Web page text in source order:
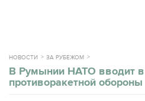
НОВОСТИ ЗА РУБЕЖОМ
В Румынии НАТО вводит в
противоракетной обороны